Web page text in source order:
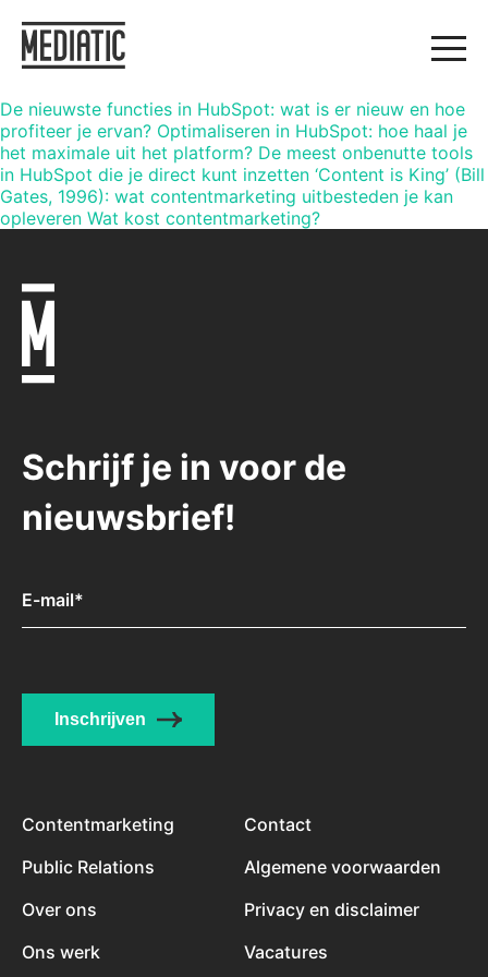
De nieuwste functies in HubSpot: wat is er nieuw en hoe
profiteer je ervan? Optimaliseren in HubSpot: hoe haal je
het maximale uit het platform? De meest onbenutte tools
in HubSpot die je direct kunt inzetten ‘Content is King’ (Bill
Gates, 1996): wat contentmarketing uitbesteden je kan
opleveren Wat kost contentmarketing?
Schrijf je in voor de
nieuwsbrief!
E-mail*
Inschrijven
Contentmarketing
Public Relations
Over ons
Ons werk
Contact
Algemene voorwaarden
Privacy en disclaimer
Vacatures